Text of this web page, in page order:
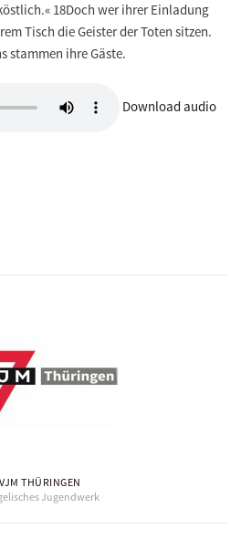
18Doch wer ihrer Einladung
Tisch die Geister der Toten sitzen.
stammen ihre Gäste.
Download audio
THÜRINGEN
Jugendwerk